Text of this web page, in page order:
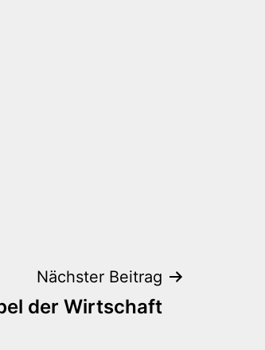
Nächster Beitrag
der Wirtschaft